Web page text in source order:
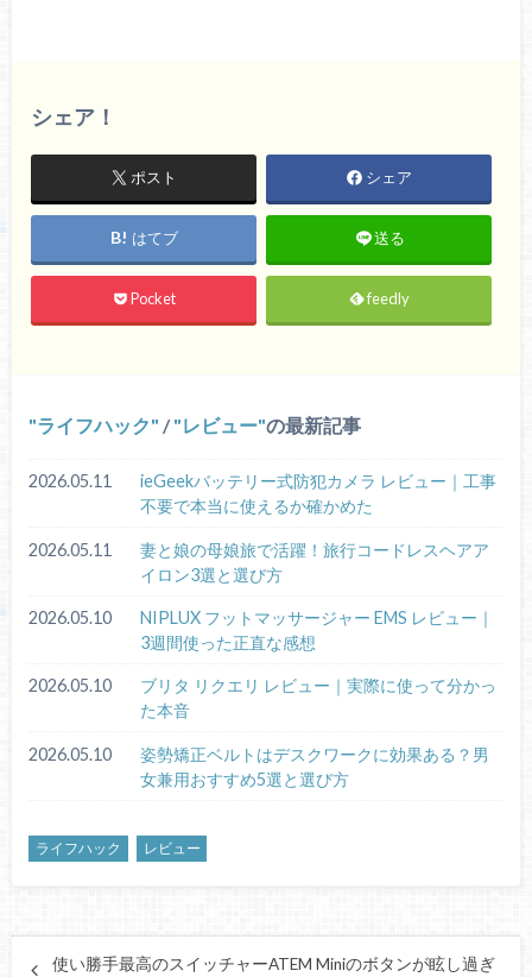
シェア！
ポスト シェア
はてブ 送る
Pocket feedly
ライフハック / レビュー の最新記事
2026.05.11
ieGeekバッテリー式防犯カメラ レビュー｜工事
不要で本当に使えるか確かめた
2026.05.11
妻と娘の母娘旅で活躍！旅行コードレスヘアア
イロン3選と選び方
2026.05.10
NIPLUX フットマッサージャー EMS レビュー｜
3週間使った正直な感想
2026.05.10
ブリタ リクエリ レビュー｜実際に使って分かっ
た本音
2026.05.10
姿勢矯正ベルトはデスクワークに効果ある？男
女兼用おすすめ5選と選び方
ライフハック レビュー
使い勝手最高のスイッチャーATEM Miniのボタンが眩し過ぎ